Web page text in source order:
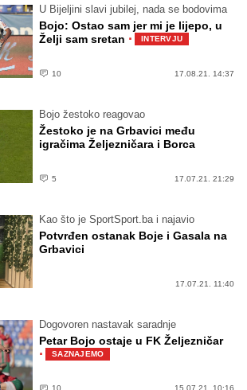
U Bijeljini slavi jubilej, nada se bodovima
Bojo: Ostao sam jer mi je lijepo, u
Želji sam sretan · INTERVJU
10 17.08.21. 14:37
Bojo žestoko reagovao
Žestoko je na Grbavici među
igračima Željezničara i Borca
5 17.07.21. 21:29
Kao što je SportSport.ba i najavio
Potvrđen ostanak Boje i Gasala na
Grbavici
17.07.21. 11:40
Dogovoren nastavak saradnje
Petar Bojo ostaje u FK Željezničar
· SAZNAJEMO